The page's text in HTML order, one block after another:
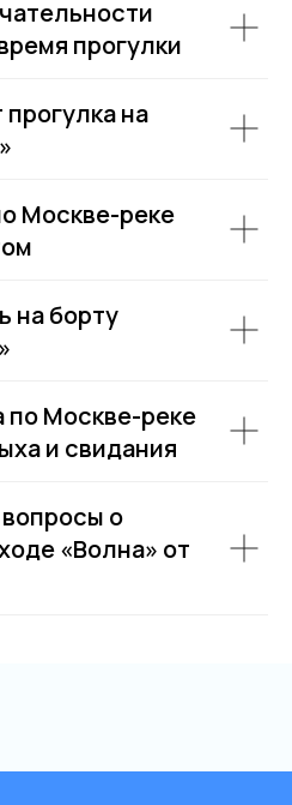
прогулки
на
Москве-реке
на борту
по Москве-реке
и свидания
о
«Волна» от